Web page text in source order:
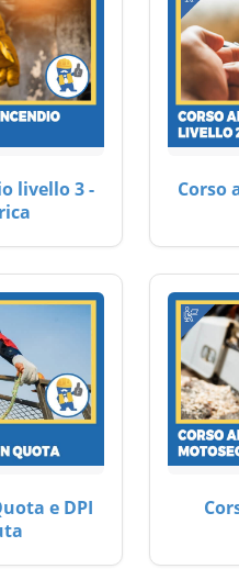
livello 3 -
Corso
e DPI